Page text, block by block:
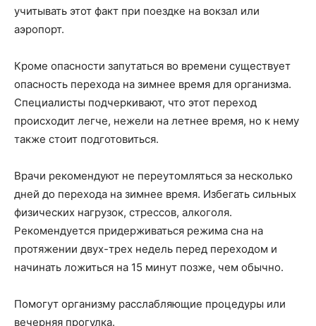
учитывать этот факт при поездке на вокзал или
аэропорт.
Кроме опасности запутаться во времени существует
опасность перехода на зимнее время для организма.
Специалисты подчеркивают, что этот переход
происходит легче, нежели на летнее время, но к нему
также стоит подготовиться.
Врачи рекомендуют не переутомляться за несколько
дней до перехода на зимнее время. Избегать сильных
физических нагрузок, стрессов, алкоголя.
Рекомендуется придерживаться режима сна на
протяжении двух-трех недель перед переходом и
начинать ложиться на 15 минут позже, чем обычно.
Помогут организму расслабляющие процедуры или
вечерняя прогулка.